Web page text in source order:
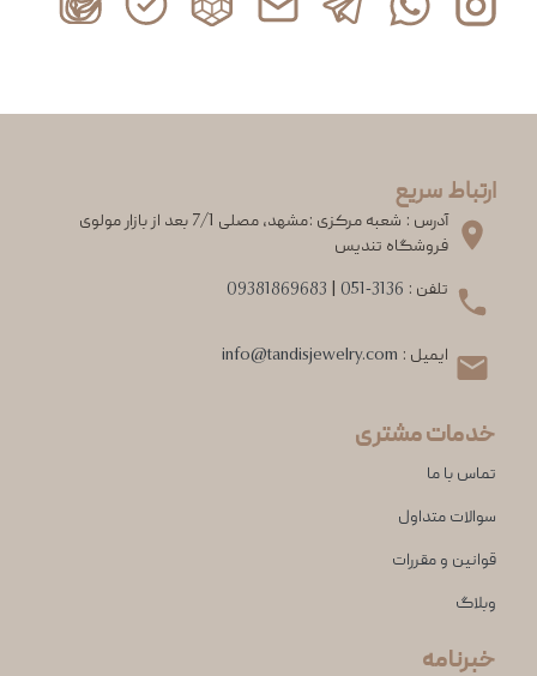
ارتباط سریع
آدرس : شعبه مرکزی :مشهد، مصلی 7/1 بعد از بازار مولوی
فروشگاه تندیس
تلفن : 051-3136
09381869683
ایمیل : info@tandisjewelry.com
خدمات مشتری
تماس با ما
سوالات متداول
قوانین و مقررات
وبلاگ
خبرنامه